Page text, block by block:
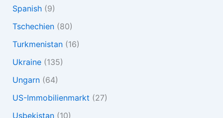
Spanish(9)
Tschechien(80)
Turkmenistan(16)
Ukraine(135)
Ungarn(64)
US-Immobilienmarkt (27)
Usbekistan(10)